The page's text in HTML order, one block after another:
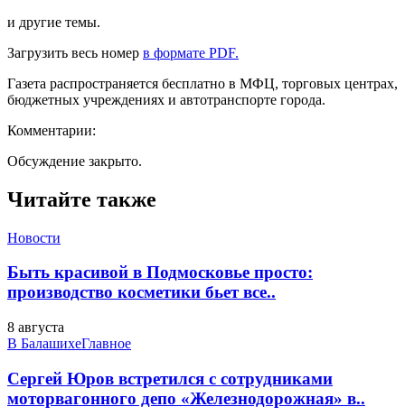
и другие темы.
Загрузить весь номер в формате PDF.
Газета распространяется бесплатно в МФЦ, торговых центрах,
бюджетных учреждениях и автотранспорте города.
Комментарии:
Обсуждение закрыто.
Читайте также
Новости
Быть красивой в Подмосковье просто:
производство косметики бьет все..
8 августа
В БалашихеГлавное
Сергей Юров встретился с сотрудниками
моторвагонного депо «Железнодорожная» в..